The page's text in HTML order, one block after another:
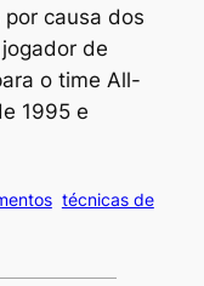
causa dos
de
o time All-
1995 e
técnicas de